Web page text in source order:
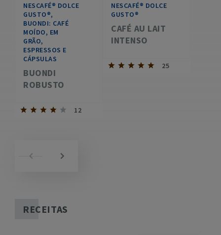
NESCAFÉ® DOLCE
GUSTO®,
BUONDI: CAFÉ
MOÍDO, EM
GRÃO,
ESPRESSOS E
CÁPSULAS
BUONDI
ROBUSTO
12
NESCAFÉ® DOLCE
GUSTO®
CAFÉ AU LAIT
INTENSO
25
RECEITAS